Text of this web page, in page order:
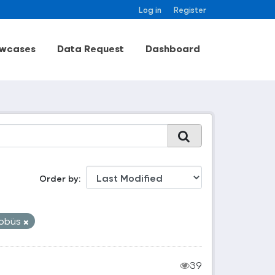
Log in Register
Data Request Dashboard
Order by
39